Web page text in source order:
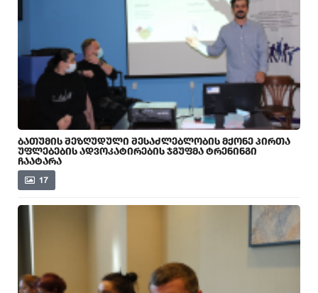
ᲑᲐᲗᲣᲛᲘᲡ ᲨᲔᲖᲦᲣᲓᲣᲚᲘ ᲨᲔᲡᲐᲫᲚᲔᲑᲚᲝᲑᲘᲡ ᲛᲥᲝᲜᲔ ᲞᲘᲠᲗᲐ
ᲣᲤᲚᲔᲑᲔᲑᲘᲡ ᲐᲓᲕᲝᲙᲐᲢᲘᲠᲔᲑᲘᲡ ᲯᲒᲣᲤᲛᲐ ᲢᲠᲔᲜᲘᲜᲒᲘ
ᲩᲐᲐᲢᲐᲠᲐ
17